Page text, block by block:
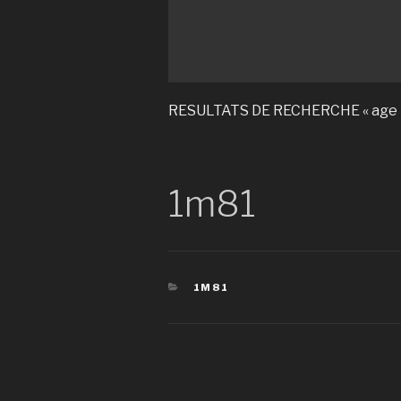
RESULTATS DE RECHERCHE « age
1m81
CATÉGORIES
1M81